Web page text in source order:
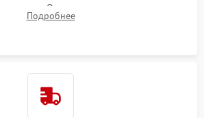
Очистка внутренних узлов от
влаги с помощью спецсредств.
Подробнее